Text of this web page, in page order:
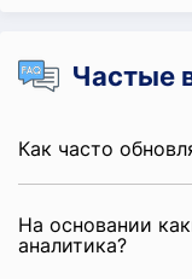
Частые
Как часто
На основании
аналитика?